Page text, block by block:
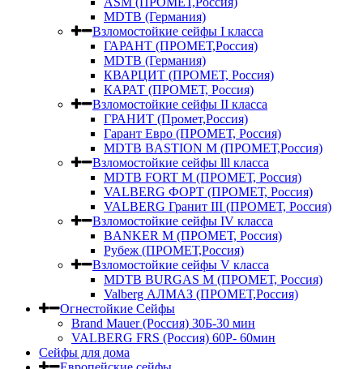
MDTB (Германия)
Взломостойкие сейфы I класса
ГАРАНТ (ПРОМЕТ,Россия)
MDTB (Германия)
КВАРЦИТ (ПРОМЕТ, Россия)
КАРАТ (ПРОМЕТ, Россия)
Взломостойкие сейфы II класса
ГРАНИТ (Промет,Россия)
Гарант Евро (ПРОМЕТ, Россия)
MDTB BASTION M (ПРОМЕТ,Россия)
Взломостойкие сейфы lll класса
MDTB FORT M (ПРОМЕТ, Россия)
VALBERG ФОРТ (ПРОМЕТ, Россия)
VALBERG Гранит III (ПРОМЕТ, Россия)
Взломостойкие сейфы IV класса
BANKER M (ПРОМЕТ, Россия)
Рубеж (ПРОМЕТ,Россия)
Взломостойкие сейфы V класса
MDTB BURGAS M (ПРОМЕТ, Россия)
Valberg АЛМАЗ (ПРОМЕТ,Россия)
Огнестойкие Сейфы
Brand Mauer (Россия) 30Б-30 мин
VALBERG FRS (Россия) 60Р- 60мин
Сейфы для дома